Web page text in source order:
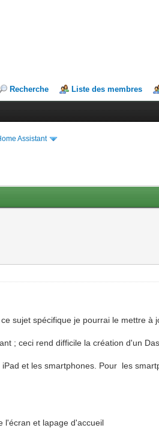
Recherche Liste des membres
Assistant
sujet spécifique je pourrai le mettre à
; ceci rend difficile la création d'un
et les smartphones. Pour les
l'écran et lapage d'accueil